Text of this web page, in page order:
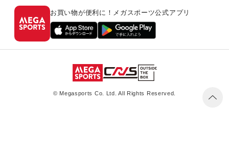
お買い物が便利に！メガスポーツ公式アプリ
© Megasports Co. Ltd. All Rights Reserved.